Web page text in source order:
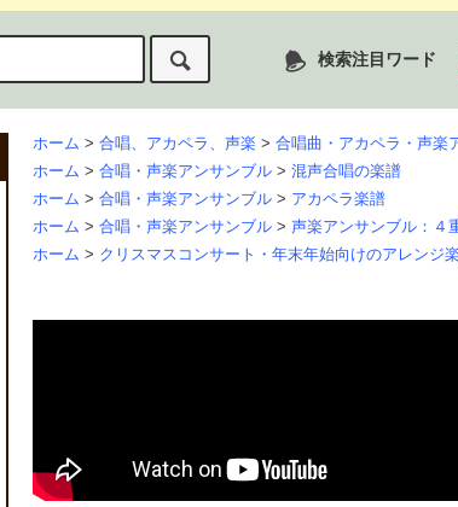
検索注目ワード
ホーム > 合唱、アカペラ、声楽 > 合唱曲・アカペラ・声楽
ホーム > 合唱・声楽アンサンブル > 混声合唱の楽譜
ホーム > 合唱・声楽アンサンブル > アカペラ楽譜
ホーム > 合唱・声楽アンサンブル > 声楽アンサンブル：４
ホーム > クリスマスコンサート・年末年始向けのアレンジ